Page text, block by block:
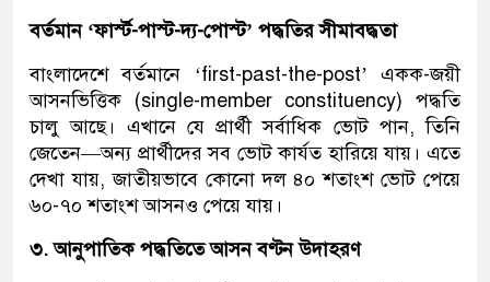
বর্তমান ‘ফার্স্ট-পাস্ট-দ্য-পোস্ট’ পদ্ধতির সীমাবদ্ধতা
বাংলাদেশে বর্তমানে ‘first-past-the-post’ একক-জয়ী
আসনভিত্তিক (single-member constituency) পদ্ধতি
চালু আছে। এখানে যে প্রার্থী সর্বাধিক ভোট পান, তিনি
জেতেন—অন্য প্রার্থীদের সব ভোট কার্যত হারিয়ে যায়। এতে
দেখা যায়, জাতীয়ভাবে কোনো দল ৪০ শতাংশ ভোট পেয়ে
৬০-৭০ শতাংশ আসনও পেয়ে যায়।
৩. আনুপাতিক পদ্ধতিতে আসন বণ্টন উদাহরণ